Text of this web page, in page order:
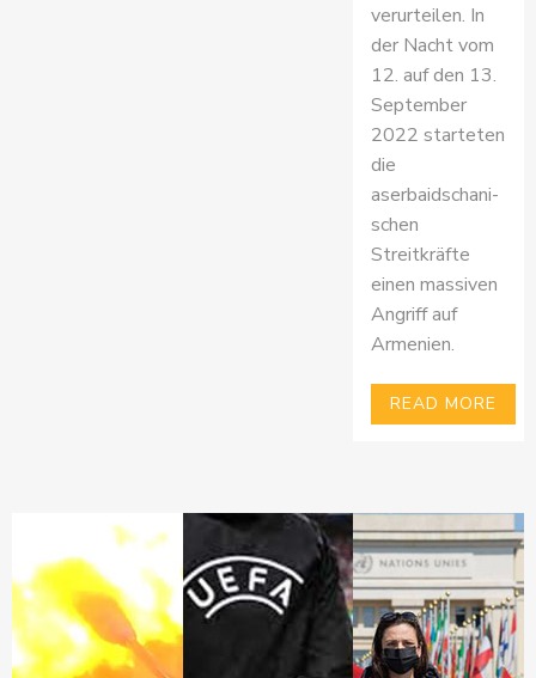
verurteilen. In
der Nacht vom
12. auf den 13.
September
2022 starteten
die
aserbaidschani-
schen
Streitkräfte
einen massiven
Angriff auf
Armenien.
READ MORE